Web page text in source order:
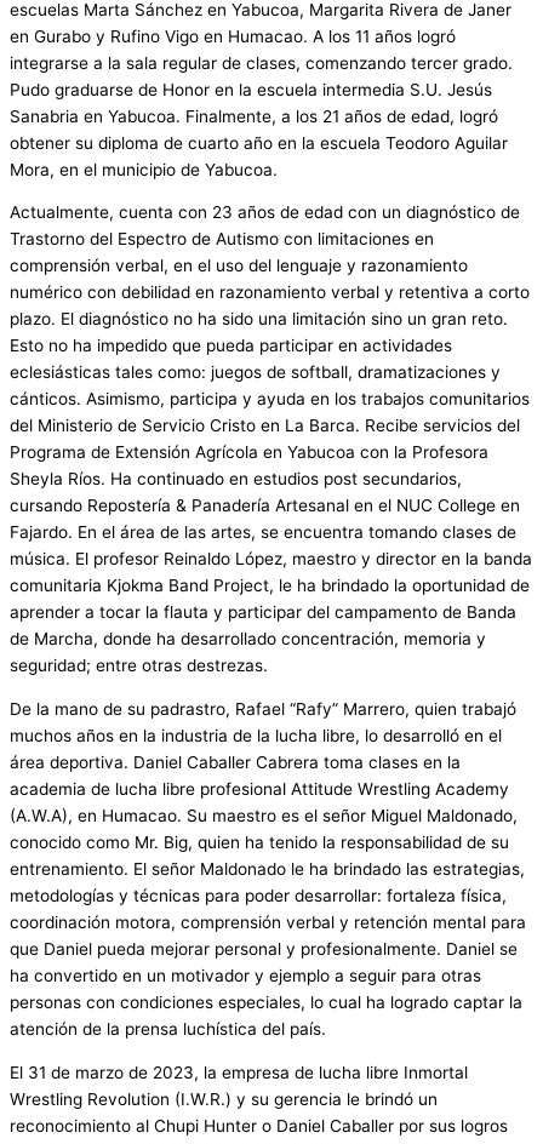
escuelas Marta Sánchez en Yabucoa, Margarita Rivera de Janer
en Gurabo y Rufino Vigo en Humacao. A los 11 años logró
integrarse a la sala regular de clases, comenzando tercer grado.
Pudo graduarse de Honor en la escuela intermedia S.U. Jesús
Sanabria en Yabucoa. Finalmente, a los 21 años de edad, logró
obtener su diploma de cuarto año en la escuela Teodoro Aguilar
Mora, en el municipio de Yabucoa.
Actualmente, cuenta con 23 años de edad con un diagnóstico de
Trastorno del Espectro de Autismo con limitaciones en
comprensión verbal, en el uso del lenguaje y razonamiento
numérico con debilidad en razonamiento verbal y retentiva a corto
plazo. El diagnóstico no ha sido una limitación sino un gran reto.
Esto no ha impedido que pueda participar en actividades
eclesiásticas tales como: juegos de softball, dramatizaciones y
cánticos. Asimismo, participa y ayuda en los trabajos comunitarios
del Ministerio de Servicio Cristo en La Barca. Recibe servicios del
Programa de Extensión Agrícola en Yabucoa con la Profesora
Sheyla Ríos. Ha continuado en estudios post secundarios,
cursando Repostería & Panadería Artesanal en el NUC College en
Fajardo. En el área de las artes, se encuentra tomando clases de
música. El profesor Reinaldo López, maestro y director en la banda
comunitaria Kjokma Band Project, le ha brindado la oportunidad de
aprender a tocar la flauta y participar del campamento de Banda
de Marcha, donde ha desarrollado concentración, memoria y
seguridad; entre otras destrezas.
De la mano de su padrastro, Rafael “Rafy” Marrero, quien trabajó
muchos años en la industria de la lucha libre, lo desarrolló en el
área deportiva. Daniel Caballer Cabrera toma clases en la
academia de lucha libre profesional Attitude Wrestling Academy
(A.W.A), en Humacao. Su maestro es el señor Miguel Maldonado,
conocido como Mr. Big, quien ha tenido la responsabilidad de su
entrenamiento. El señor Maldonado le ha brindado las estrategias,
metodologías y técnicas para poder desarrollar: fortaleza física,
coordinación motora, comprensión verbal y retención mental para
que Daniel pueda mejorar personal y profesionalmente. Daniel se
ha convertido en un motivador y ejemplo a seguir para otras
personas con condiciones especiales, lo cual ha logrado captar la
atención de la prensa luchística del país.
El 31 de marzo de 2023, la empresa de lucha libre Inmortal
Wrestling Revolution (I.W.R.) y su gerencia le brindó un
reconocimiento al Chupi Hunter o Daniel Caballer por sus logros